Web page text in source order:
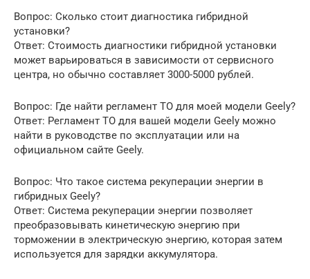
Вопрос: Сколько стоит диагностика гибридной
установки?
Ответ: Стоимость диагностики гибридной установки
может варьироваться в зависимости от сервисного
центра, но обычно составляет 3000-5000 рублей.
Вопрос: Где найти регламент ТО для моей модели Geely?
Ответ: Регламент ТО для вашей модели Geely можно
найти в руководстве по эксплуатации или на
официальном сайте Geely.
Вопрос: Что такое система рекуперации энергии в
гибридных Geely?
Ответ: Система рекуперации энергии позволяет
преобразовывать кинетическую энергию при
торможении в электрическую энергию, которая затем
используется для зарядки аккумулятора.